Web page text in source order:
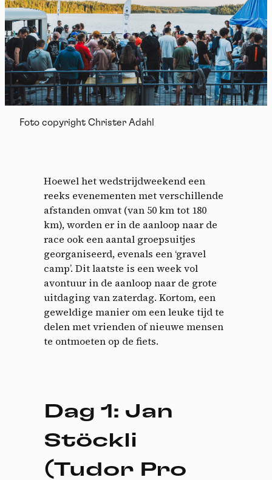
Foto copyright Christer Adahl
Hoewel het wedstrijdweekend een
reeks evenementen met verschillende
afstanden omvat (van 50 km tot 180
km), worden er in de aanloop naar de
race ook een aantal groepsuitjes
georganiseerd, evenals een ‘gravel
camp’. Dit laatste is een week vol
avontuur in de aanloop naar de grote
uitdaging van zaterdag. Kortom, een
geweldige manier om een leuke tijd te
delen met vrienden of nieuwe mensen
te ontmoeten op de fiets.
Dag 1: Jan
Stöckli
(Tudor Pro